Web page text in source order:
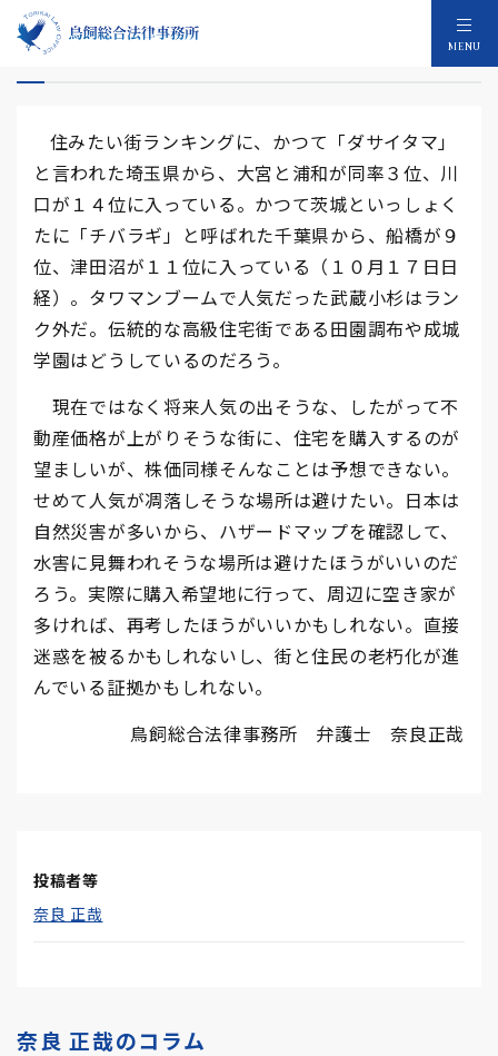
MENU
住みたい街ランキング
住みたい街ランキングに、かつて「ダサイタマ」
と言われた埼玉県から、大宮と浦和が同率３位、川
口が１４位に入っている。かつて茨城といっしょく
たに「チバラギ」と呼ばれた千葉県から、船橋が９
位、津田沼が１１位に入っている（１０月１７日日
経）。タワマンブームで人気だった武蔵小杉はラン
ク外だ。伝統的な高級住宅街である田園調布や成城
学園はどうしているのだろう。
現在ではなく将来人気の出そうな、したがって不
動産価格が上がりそうな街に、住宅を購入するのが
望ましいが、株価同様そんなことは予想できない。
せめて人気が凋落しそうな場所は避けたい。日本は
自然災害が多いから、ハザードマップを確認して、
水害に見舞われそうな場所は避けたほうがいいのだ
ろう。実際に購入希望地に行って、周辺に空き家が
多ければ、再考したほうがいいかもしれない。直接
迷惑を被るかもしれないし、街と住民の老朽化が進
んでいる証拠かもしれない。
鳥飼総合法律事務所 弁護士 奈良正哉
投稿者等
奈良 正哉
奈良 正哉のコラム